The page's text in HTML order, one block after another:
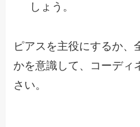
しょう。
ピアスを主役にするか、
かを意識して、コーディ
さい。